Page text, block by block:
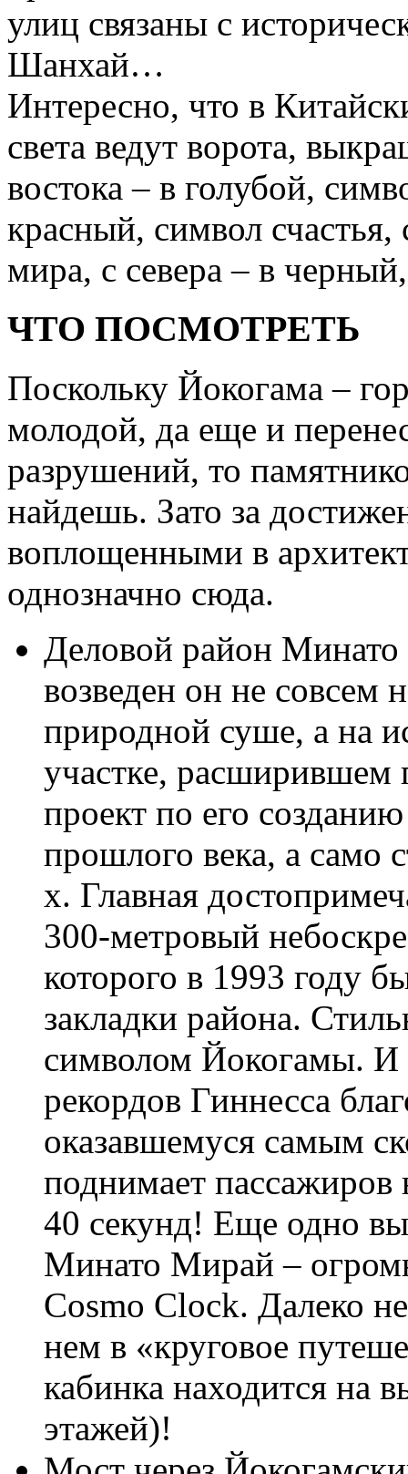
улиц связаны с
Шанхай…
Интересно, что в
света ведут ворота,
востока – в голубой,
красный, символ
мира, с севера – в
ЧТО ПОСМОТРЕТЬ
Поскольку Йокогама –
молодой, да еще и
разрушений, то
найдешь. Зато за
воплощенными в
однозначно сюда.
Деловой район
возведен он не совсем
природной суше, а на
участке, расширившем
проект по его
прошлого века, а само
х. Главная
300-метровый
которого в 1993 году
закладки района.
символом Йокогамы. И
рекордов Гиннесса
оказавшемуся самым
поднимает пассажиров
40 секунд! Еще одно
Минато Мирай –
Cosmo Clock. Далеко
нем в «круговое
кабинка находится на
этажей)!